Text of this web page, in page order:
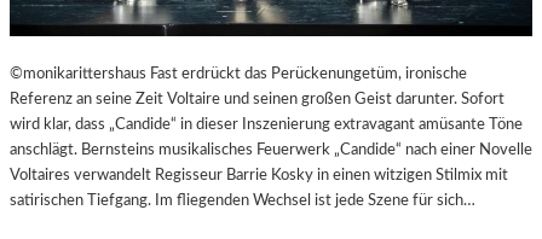
©monikarittershaus Fast erdrückt das Perückenungetüm, ironische
Referenz an seine Zeit Voltaire und seinen großen Geist darunter. Sofort
wird klar, dass „Candide“ in dieser Inszenierung extravagant amüsante Töne
anschlägt. Bernsteins musikalisches Feuerwerk „Candide“ nach einer Novelle
Voltaires verwandelt Regisseur Barrie Kosky in einen witzigen Stilmix mit
satirischen Tiefgang. Im fliegenden Wechsel ist jede Szene für sich…